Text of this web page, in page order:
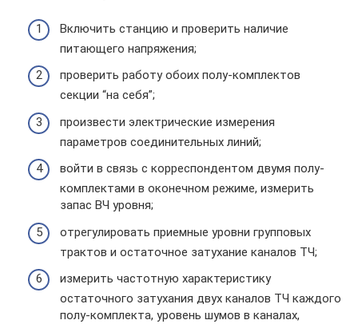
Включить станцию и проверить наличие
питающего напряжения;
проверить работу обоих полу-комплектов
секции “на себя”;
произвести электрические измерения
параметров соединительных линий;
войти в связь с корреспондентом двумя полу-
комплектами в оконечном режиме, измерить
запас ВЧ уровня;
отрегулировать приемные уровни групповых
трактов и остаточное затухание каналов ТЧ;
измерить частотную характеристику
остаточного затухания двух каналов ТЧ каждого
полу-комплекта, уровень шумов в каналах,